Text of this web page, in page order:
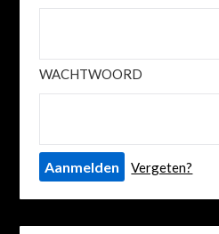
WACHTWOORD
Vergeten?